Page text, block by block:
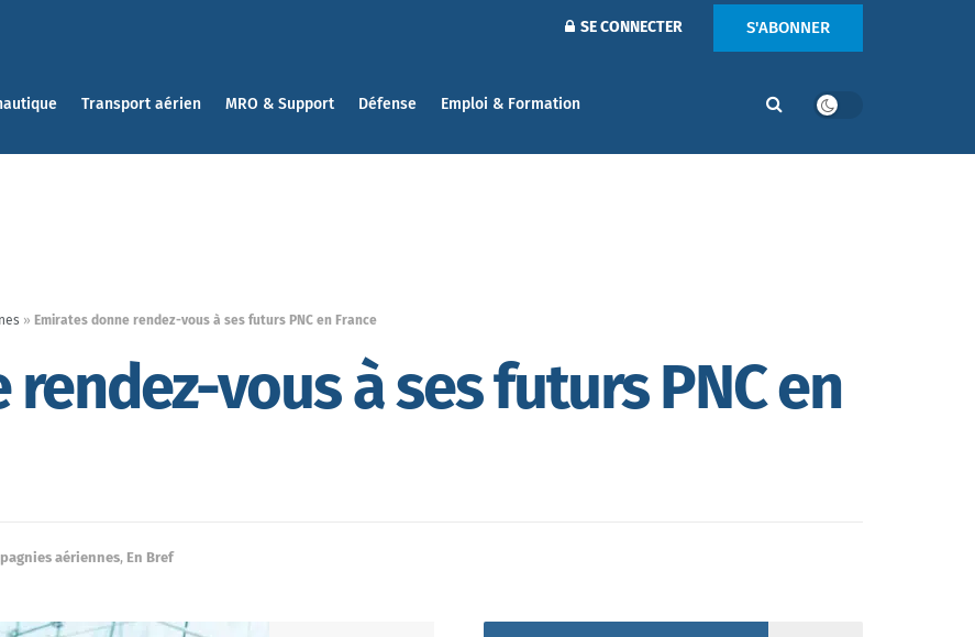
SE CONNECTER S'ABONNER
Transport aérien MRO & Support Défense Emploi & Formation
» Emirates donne rendez-vous à ses futurs PNC en France
vous à ses futurs PNC en
aériennes, En Bref